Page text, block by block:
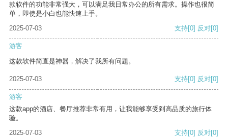
款软件的功能非常强大，可以满足我日常办公的所有需求。操作也很简
单，即使是小白也能快速上手。
2025-07-03
支持[0] 反对[0]
游客
这款软件简直是神器，解决了我所有问题。
2025-07-03 支持[0] 反对[0]
游客
这款app的酒店、餐厅推荐非常有用，让我能够享受到高品质的旅行体
验。
2025-07-03
支持[0] 反对[0]